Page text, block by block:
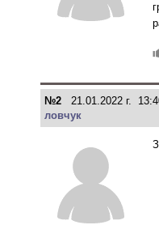
№2 21.01.2022 г.
ловчук